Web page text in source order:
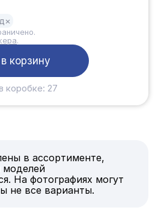
×
.
корзину
коробке: 27
в ассортименте,
моделей
На фотографиях могут
не все варианты.